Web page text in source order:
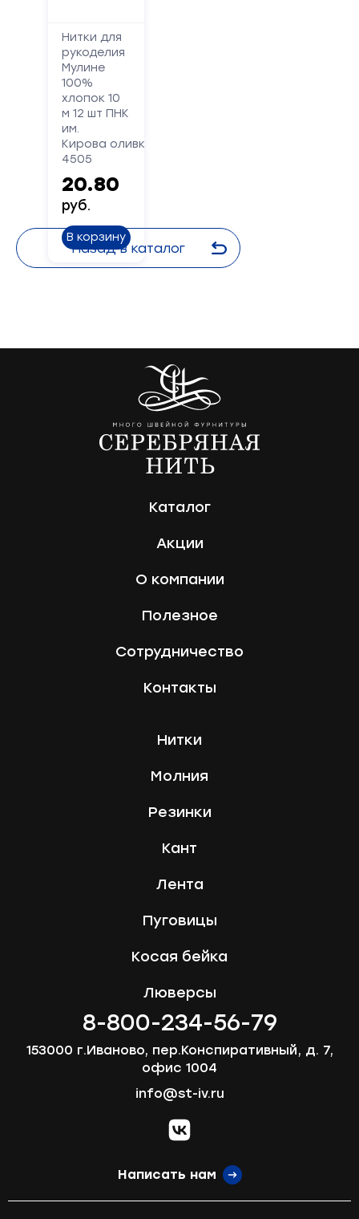
Нитки для
рукоделия
Мулине
100%
хлопок 10
м 12 шт ПНК
им.
Кирова оливковый
4505
20.80
руб.
В корзину
Назад в каталог
Каталог
Акции
О компании
Полезное
Сотрудничество
Контакты
Нитки
Молния
Резинки
Кант
Лента
Пуговицы
Косая бейка
Люверсы
8-800-234-56-79
153000 г.Иваново, пер.Конспиративный, д. 7,
офис 1004
info@st-iv.ru
vk.com
Написать нам